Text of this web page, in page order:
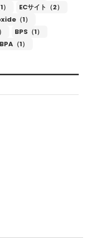
ECサイト（2）
（1）
BPS（1）
BPA（1）